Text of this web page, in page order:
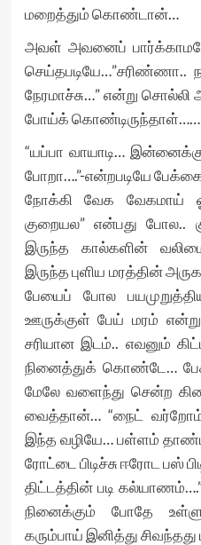
மறைத்தும் கொண்டான்…
அவள் அவனைப்
செய்தபடியே…”சரிண்ணா..
நேரமாச்சு…” என்று சொல்லி
போய்க் கொண்டிருந்தாள்……
“யப்பா வாயாடி…
போறா….”-என்றபடியே
நோக்கி வேக வேகமாய்
குறையல” என்பது போல..
இருந்த கால்களின்
இருந்த புளிய மரத்தின்
பேயைப் போல
ஊருக்குள் பேய் மரம்
சரியான இடம்.. எவனும்
நினைத்துக் கொண்டே…
மேலே வளைந்து சென்ற
வைத்தான்… “நைட்
இந்த வழியே… பள்ளம்
ரோட்டை பிடிச்சு ஈரோட பஸ்
திட்டத்தின் படி
நினைக்கும் போதே
கரும்பாய் இனித்து சிவந்தது